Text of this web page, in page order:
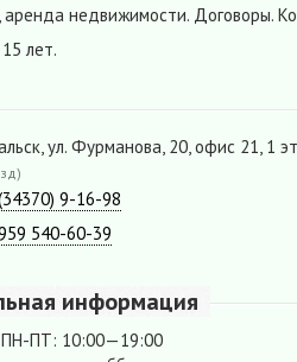
недвижимости. Договоры.
лет.
ул. Фурманова, 20, офис 21, 1
9-16-98
540-60-39
информация
ПН-ПТ: 10:00—19:00